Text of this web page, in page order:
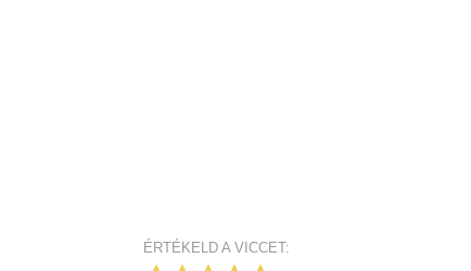
ÉRTÉKELD A VICCET: